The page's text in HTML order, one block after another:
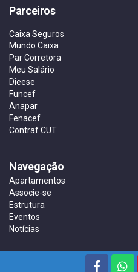
Parceiros
Caixa Seguros
Mundo Caixa
Par Corretora
Meu Salário
Dieese
Funcef
Anapar
Fenacef
Contraf CUT
Navegação
Apartamentos
Associe-se
Estrutura
Eventos
Notícias